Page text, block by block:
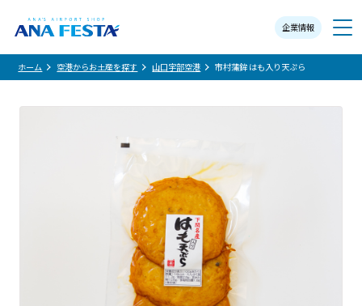
企業情報
メニュー
ホーム 空港からお土産を探す 山口宇部空港 市村蒲鉾 はも入り天ぷら